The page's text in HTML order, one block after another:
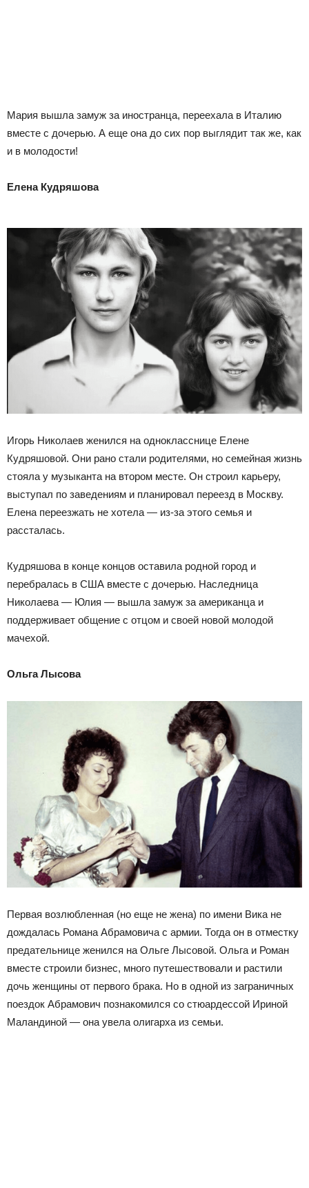
Мария вышла замуж за иностранца, переехала в Италию
вместе с дочерью. А еще она до сих пор выглядит так же, как
и в молодости!
Елена Кудряшова
Игорь Николаев женился на однокласснице Елене
Кудряшовой. Они рано стали родителями, но семейная жизнь
стояла у музыканта на втором месте. Он строил карьеру,
выступал по заведениям и планировал переезд в Москву.
Елена переезжать не хотела — из-за этого семья и
рассталась.
Кудряшова в конце концов оставила родной город и
перебралась в США вместе с дочерью. Наследница
Николаева — Юлия — вышла замуж за американца и
поддерживает общение с отцом и своей новой молодой
мачехой.
Ольга Лысова
Первая возлюбленная (но еще не жена) по имени Вика не
дождалась Романа Абрамовича с армии. Тогда он в отместку
предательнице женился на Ольге Лысовой. Ольга и Роман
вместе строили бизнес, много путешествовали и растили
дочь женщины от первого брака. Но в одной из заграничных
поездок Абрамович познакомился со стюардессой Ириной
Маландиной — она увела олигарха из семьи.